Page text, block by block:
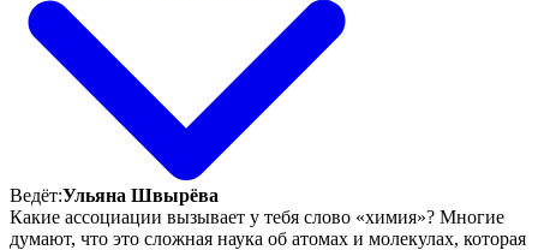
Ведёт:Ульяна Швырёва
Какие ассоциации вызывает у тебя слово «химия»? Многие
думают, что это сложная наука об атомах и молекулах, которая